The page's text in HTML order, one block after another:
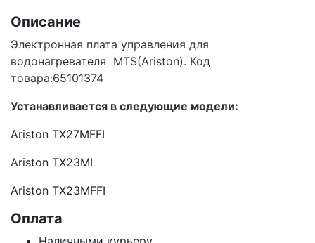
Описание
Электронная плата управления для
водонагревателя MTS(Ariston). Код
товара:65101374
Устанавливается в следующие модели:
Ariston TX27MFFI
Ariston TX23MI
Ariston TX23MFFI
Оплата